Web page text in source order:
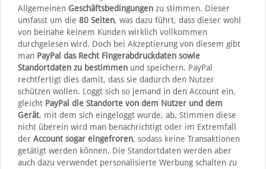
Allgemeinen Geschäftsbedingungenzu stimmen. Dieser
umfasst um die 80 Seiten, was dazu führt, dass dieser wohl
von beinahe keinem Kunden wirklich vollkommen
durchgelesen wird. Doch bei Akzeptierung von diesem gibt
man PayPal das Recht Fingerabdruckdaten sowie
Standortdaten zu bestimmen und speichern. PayPal
rechtfertigt dies damit, dass sie dadurch den Nutzer
schützen wollen. Loggt sich so jemand in den Account ein,
gleicht PayPal die Standorte von dem Nutzer und dem
Gerät, mit dem sich eingeloggt wurde, ab. Stimmen diese
nicht überein wird man benachrichtigt oder im Extremfall
der Account sogar eingefroren, sodass keine Transaktionen
getätigt werden können. Die Standortdaten werden aber
auch dazu verwendet personalisierte Werbung schalten zu